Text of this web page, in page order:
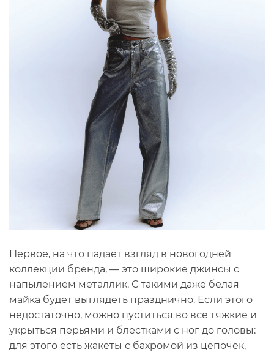
Первое, на что падает взгляд в новогодней
коллекции бренда, — это широкие джинсы с
напылением металлик. С такими даже белая
майка будет выглядеть празднично. Если этого
недостаточно, можно пуститься во все тяжкие и
укрыться перьями и блестками с ног до головы:
для этого есть жакеты с бахромой из цепочек,